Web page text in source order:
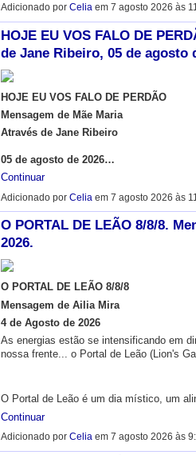
Adicionado por Celiaem 7 agosto 2026 às
HOJE EU VOS FALO DE
de Jane Ribeiro, 05 de agosto
HOJE EU VOS FALO DE PERDÃO
Mensagem de Mãe Maria
Através de Jane Ribeiro
05 de agosto de 2026…
Continuar
Adicionado por Celia em 7 agosto 2026 às
O PORTAL DE LEÃO 8/8/8.
2026.
O PORTAL DE LEÃO 8/8/8
Mensagem de Ailia Mira
4 de Agosto de 2026
As energias estão se intensificando em
nossa frente... o Portal de Leão (Lion's
O Portal de Leão é um dia místico, um
Continuar
Adicionado por Celia em 7 agosto 2026 às